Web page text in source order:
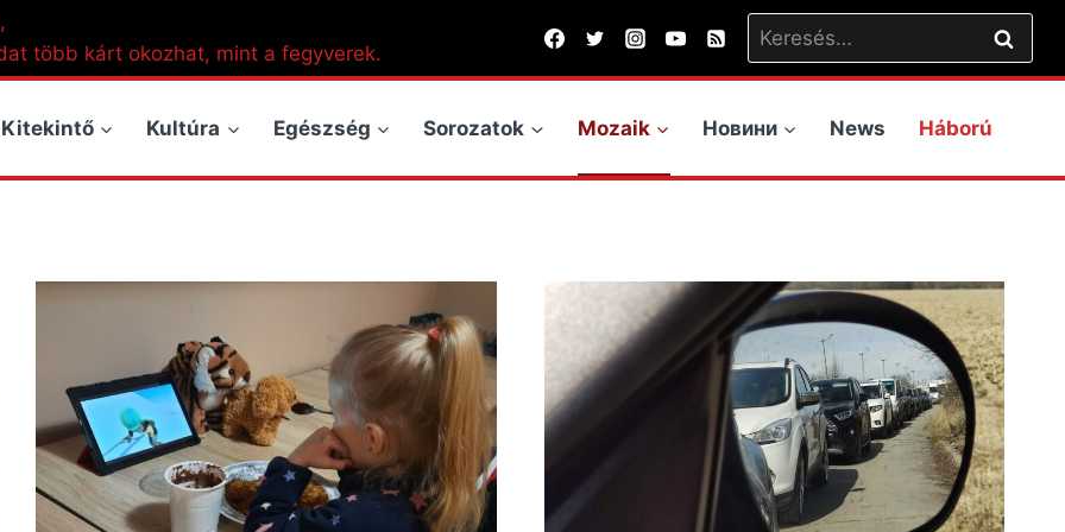
több kárt okozhat, mint a fegyverek.
Keresés:
Kitekintő Kultúra Egészség Sorozatok Mozaik Новини News Háború